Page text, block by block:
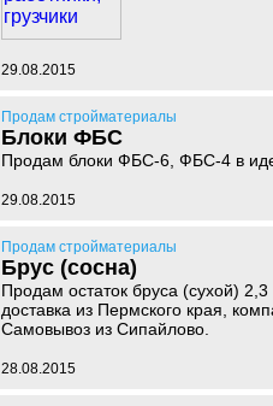
29.08.2015
Продам стройматериалы
Блоки ФБС
Продам блоки ФБС-6, ФБС-4 в
29.08.2015
Продам стройматериалы
Брус (сосна)
Продам остаток бруса (сухой)
доставка из Пермского края,
Самовывоз из Сипайлово.
28.08.2015